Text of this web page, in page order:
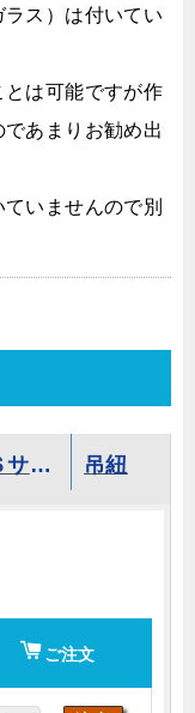
ス）は付いてい
は可能ですが作
あまりお勧め出
いませんので別
Ｓサイズ 吊紐
ご注文